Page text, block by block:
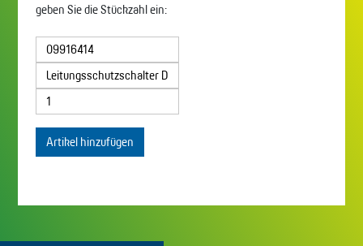
geben Sie die Stückzahl ein:
Artikel hinzufügen